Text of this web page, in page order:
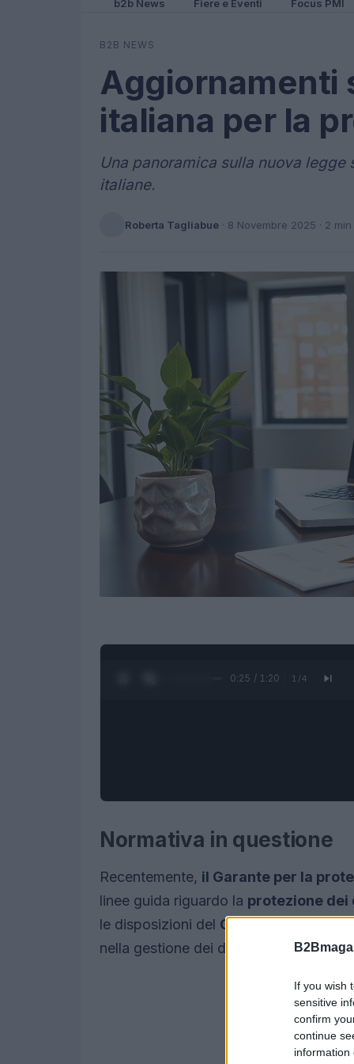
If you wish
sensitive
confirm
continue
information
b2b News Fiere e Eventi Focus PMI
B2B NEWS
Aggiornamenti
italiana per la
Una panoramica sulla nuova
italiane.
Roberta Tagliabue · 8 Novembre 2025 · 2 min
0:27 / 1:20 1 /4
Normativa in questione
Recentemente, il Garante per la
linee guida riguardo la protezione dei
le disposizioni del GDPR
nella gestione dei dati personali da